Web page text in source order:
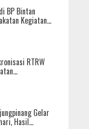
BP Bintan
Kegiatan
RTRW
Daerah
Gelar
Hasil